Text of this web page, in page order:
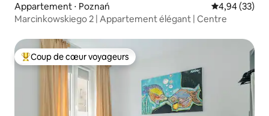
Appartement ⋅ Poznań Évaluation
4,94 (33)
Marcinkowskiego 2 | Appartement élégant | Centre
Coups de cœur voyageurs les plus appréciés
Coup de cœur voyageurs